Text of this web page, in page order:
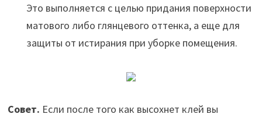
Это выполняется с целью придания поверхности
матового либо глянцевого оттенка, а еще для
защиты от истирания при уборке помещения.
Совет. Если после того как высохнет клей вы